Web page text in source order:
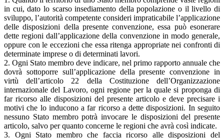
in cui, dato lo scarso insediamento della popolazione o il livello di
sviluppo, l’autorità competente consideri impraticabile l’applicazione
delle disposizioni della presente convenzione, essa può esonerare
dette regioni dall’applicazione della convenzione in modo generale,
oppure con le eccezioni che essa ritenga appropriate nei confronti di
determinate imprese o di determinati lavori.
2. Ogni Stato membro deve indicare, nel primo rapporto annuale che
dovrà sottoporre sull’applicazione della presente convenzione in
virtù dell’articolo 22 della Costituzione dell’Organizzazione
internazionale del Lavoro, ogni regione per la quale si proponga di
far ricorso alle disposizioni del presente articolo e deve precisare i
motivi che lo inducono a far ricorso a dette disposizioni. In seguito
nessuno Stato membro potrà invocare le disposizioni del presente
articolo, salvo per quanto concerne le regioni che avrà così indicate.
3. Ogni Stato membro che faccia ricorso alle disposizioni del